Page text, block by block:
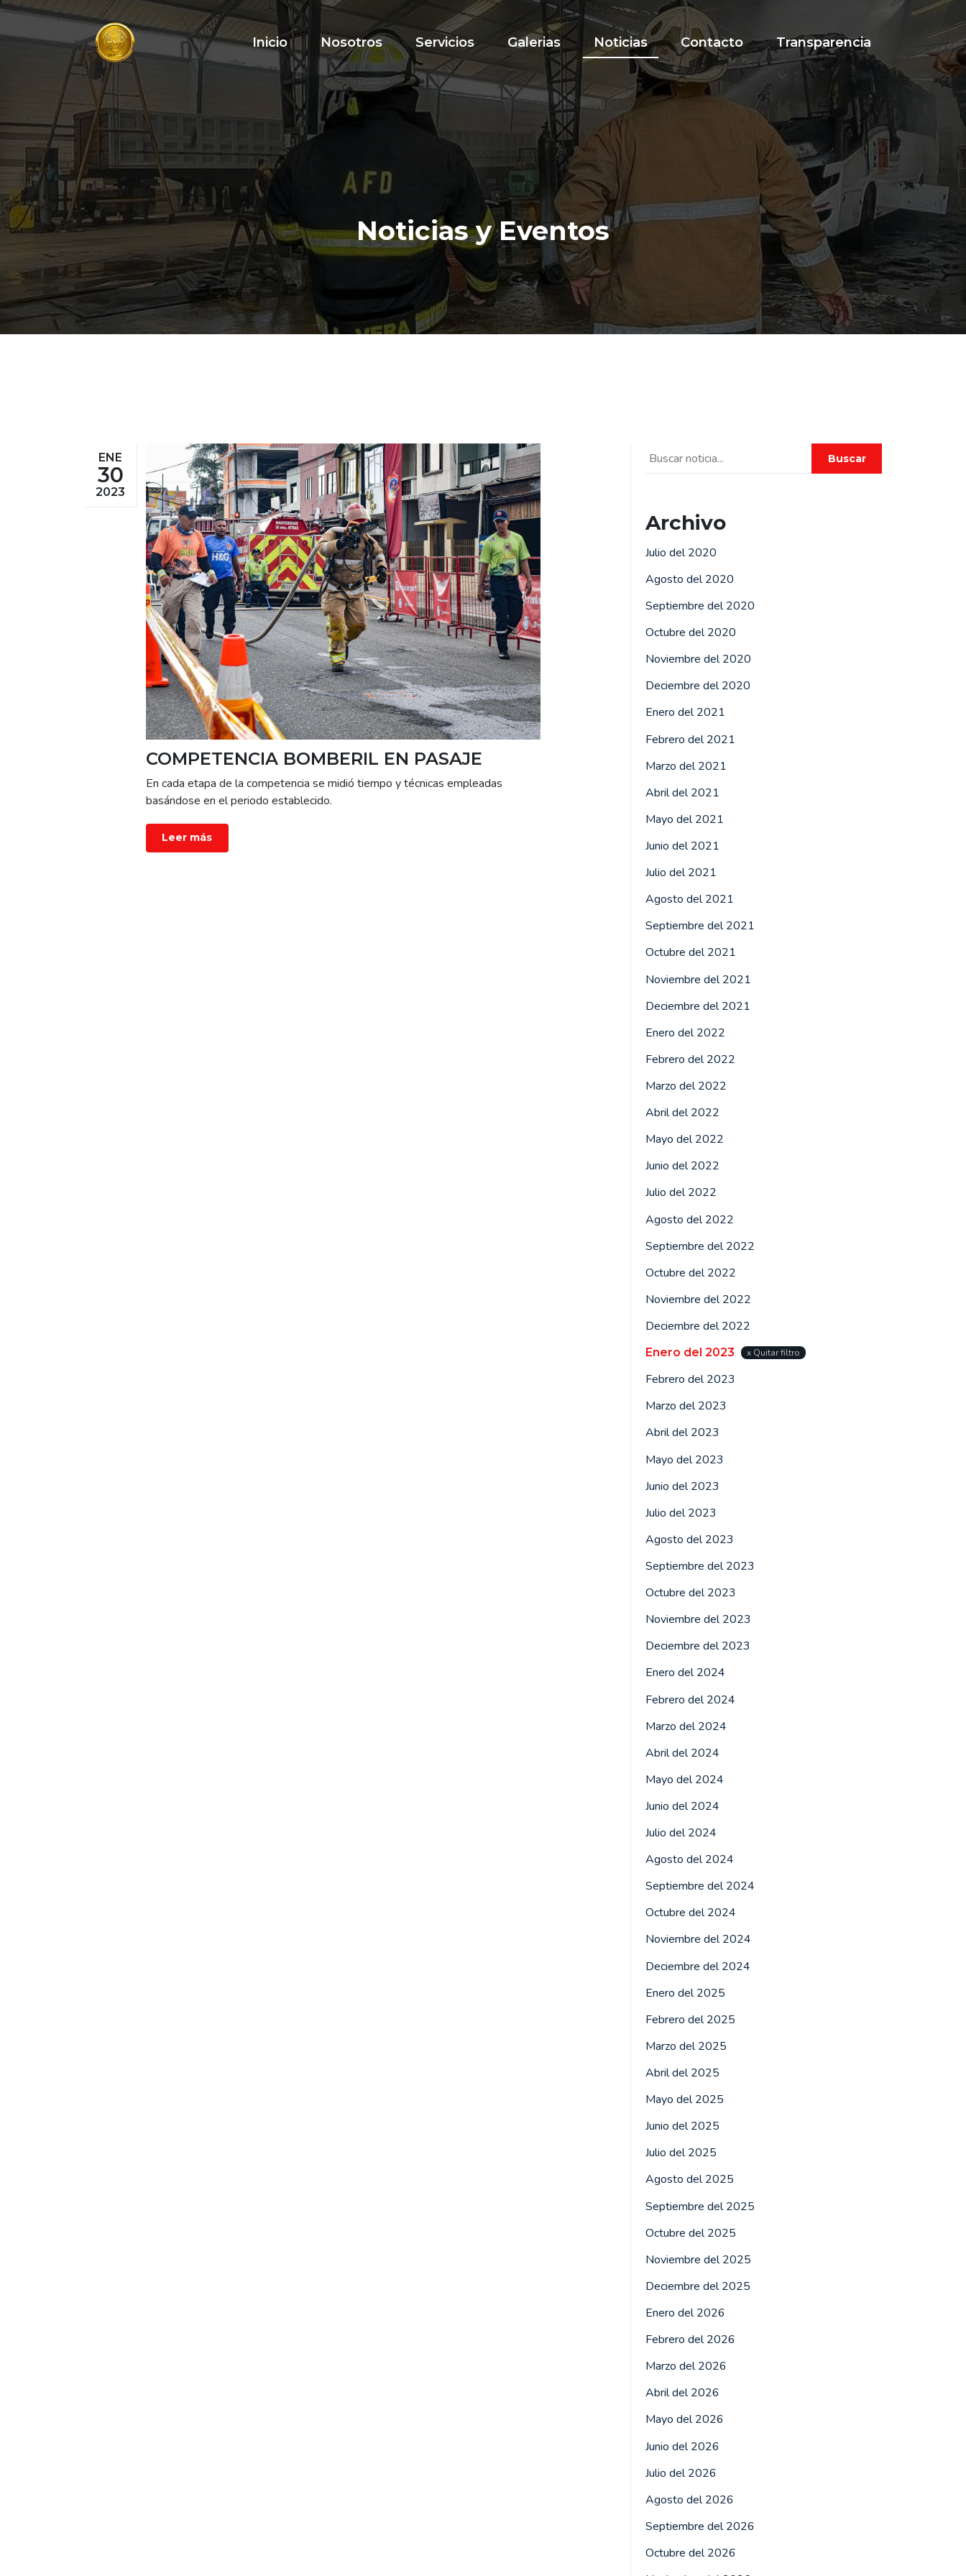
Inicio Nosotros Servicios Galerias Noticias Contacto Transparencia
Noticias y Eventos
ENE
30
2023
COMPETENCIA BOMBERIL EN PASAJE
En cada etapa de la competencia se midió tiempo y técnicas empleadas
basándose en el periodo establecido.
Leer más
Buscar
Archivo
Julio del 2020
Agosto del 2020
Septiembre del 2020
Octubre del 2020
Noviembre del 2020
Deciembre del 2020
Enero del 2021
Febrero del 2021
Marzo del 2021
Abril del 2021
Mayo del 2021
Junio del 2021
Julio del 2021
Agosto del 2021
Septiembre del 2021
Octubre del 2021
Noviembre del 2021
Deciembre del 2021
Enero del 2022
Febrero del 2022
Marzo del 2022
Abril del 2022
Mayo del 2022
Junio del 2022
Julio del 2022
Agosto del 2022
Septiembre del 2022
Octubre del 2022
Noviembre del 2022
Deciembre del 2022
Enero del 2023 x Quitar filtro
Febrero del 2023
Marzo del 2023
Abril del 2023
Mayo del 2023
Junio del 2023
Julio del 2023
Agosto del 2023
Septiembre del 2023
Octubre del 2023
Noviembre del 2023
Deciembre del 2023
Enero del 2024
Febrero del 2024
Marzo del 2024
Abril del 2024
Mayo del 2024
Junio del 2024
Julio del 2024
Agosto del 2024
Septiembre del 2024
Octubre del 2024
Noviembre del 2024
Deciembre del 2024
Enero del 2025
Febrero del 2025
Marzo del 2025
Abril del 2025
Mayo del 2025
Junio del 2025
Julio del 2025
Agosto del 2025
Septiembre del 2025
Octubre del 2025
Noviembre del 2025
Deciembre del 2025
Enero del 2026
Febrero del 2026
Marzo del 2026
Abril del 2026
Mayo del 2026
Junio del 2026
Julio del 2026
Agosto del 2026
Septiembre del 2026
Octubre del 2026